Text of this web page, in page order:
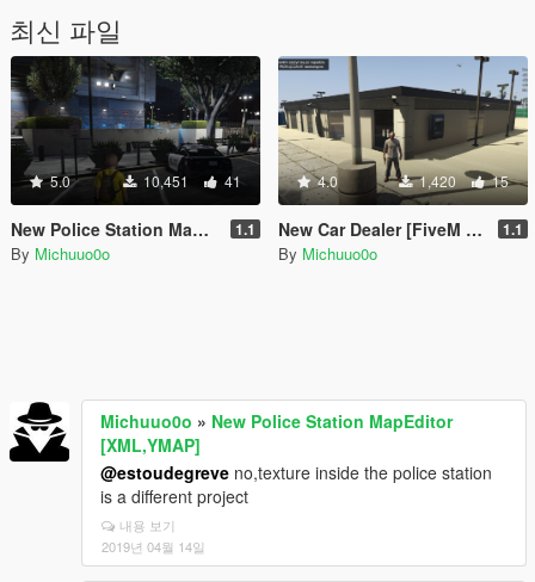
최신 파일
5.0 10,451 41
New Police Station MapEditor [XML,YMAP] 1.1
By Michuuo0o
4.0 1,420 15
New Car Dealer [FiveM | MapEditor] 1.1
By Michuuo0o
Michuuo0o » New Police Station MapEditor
[XML,YMAP]
@estoudegreve no,texture inside the police station
is a different project
내용 보기
2019년 04월 14일